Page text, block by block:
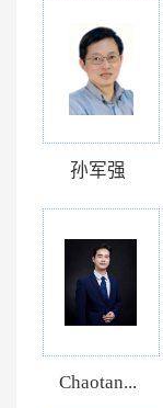
孙军强
Chaotan...